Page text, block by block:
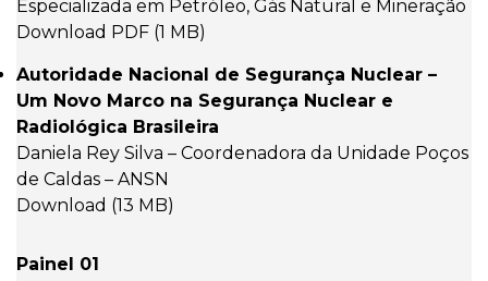
Especializada em Petróleo, Gás Natural e Mineração
Download PDF (1 MB)
Autoridade Nacional de Segurança Nuclear –
Um Novo Marco na Segurança Nuclear e
Radiológica Brasileira
Daniela Rey Silva – Coordenadora da Unidade Poços
de Caldas – ANSN
Download (13 MB)
Painel 01